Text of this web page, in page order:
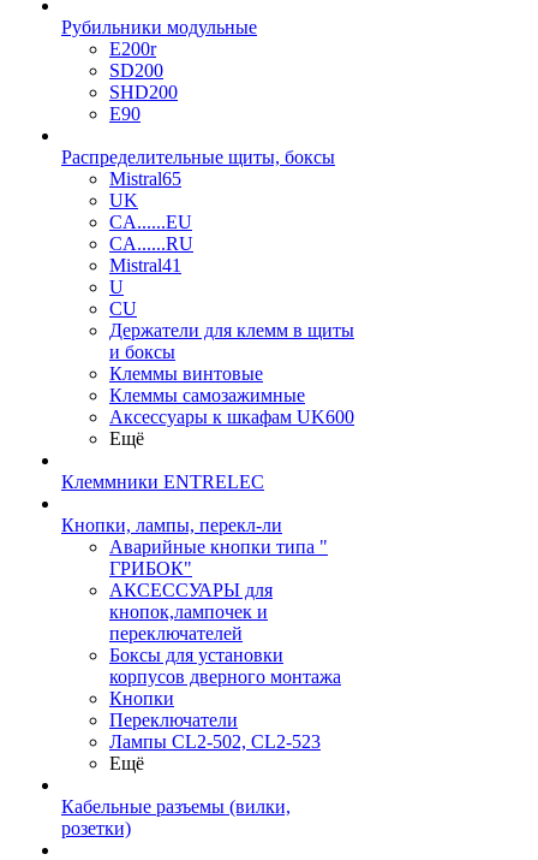
Рубильники модульные
E200r
SD200
SHD200
E90
Распределительные щиты, боксы
Mistral65
UK
CA......EU
CA......RU
Mistral41
U
CU
Держатели для клемм в щиты
и боксы
Клеммы винтовые
Клеммы самозажимные
Аксессуары к шкафам UK600
Ещё
Клеммники ENTRELEC
Кнопки, лампы, перекл-ли
Аварийные кнопки типа "
ГРИБОК"
АКСЕССУАРЫ для
кнопок,лампочек и
переключателей
Боксы для установки
корпусов дверного монтажа
Кнопки
Переключатели
Лампы CL2-502, CL2-523
Ещё
Кабельные разъемы (вилки,
розетки)